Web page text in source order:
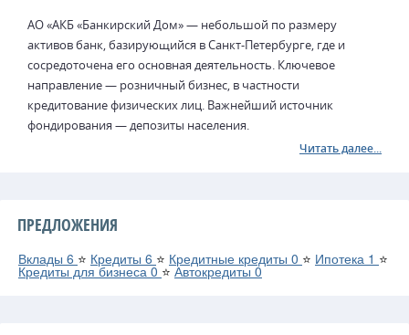
АО «АКБ «Банкирский Дом» — небольшой по размеру
активов банк, базирующийся в Санкт-Петербурге, где и
сосредоточена его основная деятельность. Ключевое
направление — розничный бизнес, в частности
кредитование физических лиц. Важнейший источник
фондирования — депозиты населения.
Читать далее...
ПРЕДЛОЖЕНИЯ
Вклады 6 ⭐ Кредиты 6 ⭐ Кредитные кредиты 0 ⭐ Ипотека 1 ⭐
Кредиты для бизнеса 0 ⭐Автокредиты 0